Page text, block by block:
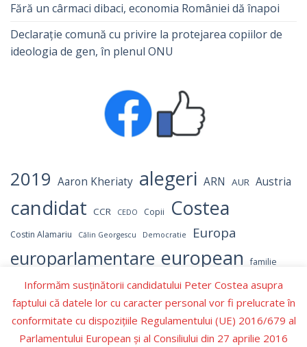
Fără un cârmaci dibaci, economia României dă înapoi
Declarație comună cu privire la protejarea copiilor de
ideologia de gen, în plenul ONU
2019 Aaron Kheriaty alegeri ARN AUR Austria
candidat CCR CEDO Copii Costea
Costin Alamariu Călin Georgescu Democratie Europa
europarlamentare european familie
Germania Hamas independent Israel LGBT
Marcel Ciolacu NATO OMS parlament
parlamentul Parlamentul European
Informăm susținătorii candidatului Peter Costea asupra
faptului că datele lor cu caracter personal vor fi prelucrate în
conformitate cu dispozițiile Regulamentului (UE) 2016/679 al
Parlamentului European şi al Consiliului din 27 aprilie 2016